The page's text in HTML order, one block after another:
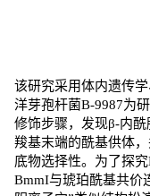
该研究采用体内遗传
洋芽孢杆菌B-9987为
修饰步骤，发现β-内
羧基末端的酰基供体
底物选择性。为了探
BmmI与琥珀酰基共价